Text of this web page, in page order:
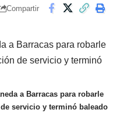
Compartir
a Barracas para robarle
servicio y terminó baleado